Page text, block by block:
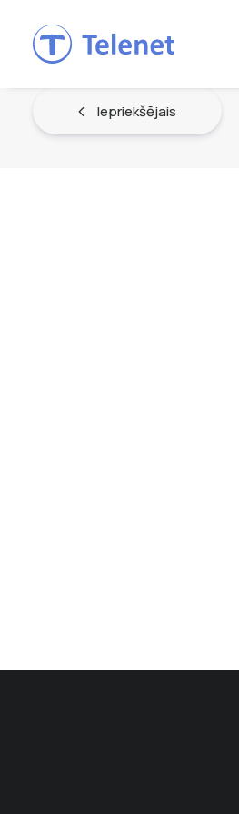
Iepriekšējais